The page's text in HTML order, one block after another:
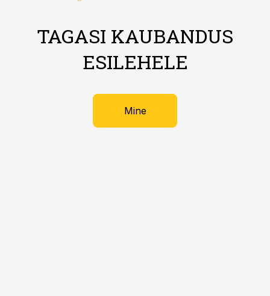
TAGASI KAUBANDUS
ESILEHELE
Mine